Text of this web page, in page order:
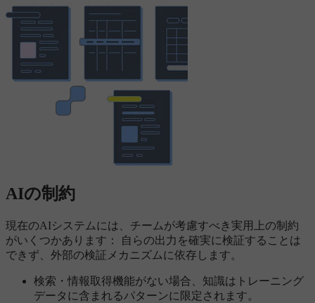
AIの制約
現在のAIシステムには、チームが考慮すべき実用上の制約
がいくつかあります： 自らの出力を確実に検証することは
できず、外部の検証メカニズムに依存します。
検索・情報取得機能がない場合、知識はトレーニング
データに含まれるパターンに限定されます。